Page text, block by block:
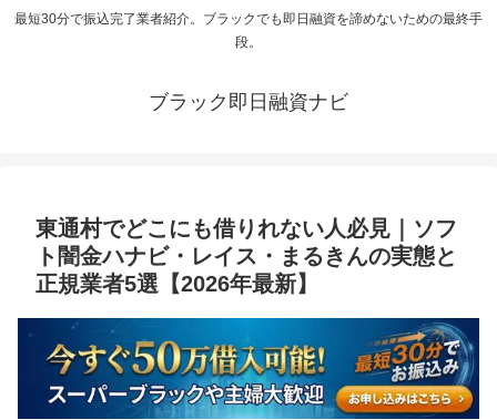
最短30分で振込完了業者紹介。ブラックでも即日融資を諦めないための最終手
段。
ブラック即日融資ナビ
東通村でどこにも借りれない人必見｜ソフ
ト闇金ハナビ・レイス・まるきんの実態と
正規業者5選【2026年最新】